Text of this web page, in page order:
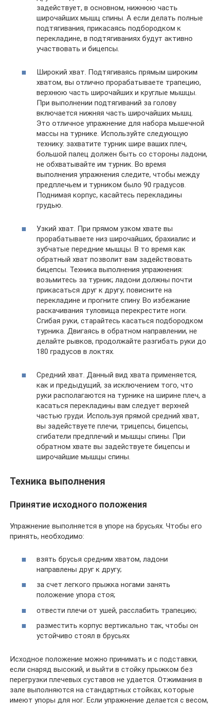
задействует, в основном, нижнюю часть
широчайших мышц спины. А если делать полные
подтягивания, прикасаясь подбородком к
перекладине, в подтягиваниях будут активно
участвовать и бицепсы.
Широкий хват. Подтягиваясь прямым широким
хватом, вы отлично прорабатываете трапецию,
верхнюю часть широчайших и круглые мышцы.
При выполнении подтягиваний за голову
включается нижняя часть широчайших мышц.
Это отличное упражнение для набора мышечной
массы на турнике. Используйте следующую
технику: захватите турник шире ваших плеч,
большой палец должен быть со стороны ладони,
не обхватывайте им турник. Во время
выполнения упражнения следите, чтобы между
предплечьем и турником было 90 градусов.
Поднимая корпус, касайтесь перекладины
грудью.
Узкий хват. При прямом узком хвате вы
прорабатываете низ широчайших, брахиалис и
зубчатые передние мышцы. В то время как
обратный хват позволит вам задействовать
бицепсы. Техника выполнения упражнения:
возьмитесь за турник; ладони должны почти
прикасаться друг к другу; повисните на
перекладине и прогните спину. Во избежание
раскачивания туловища перекрестите ноги.
Сгибая руки, старайтесь касаться подбородком
турника. Двигаясь в обратном направлении, не
делайте рывков, продолжайте разгибать руки до
180 градусов в локтях.
Средний хват. Данный вид хвата применяется,
как и предыдущий, за исключением того, что
руки располагаются на турнике на ширине плеч, а
касаться перекладины вам следует верхней
частью груди. Используя прямой средний хват,
вы задействуете плечи, трицепсы, бицепсы,
сгибатели предплечий и мышцы спины. При
обратном хвате вы задействуете бицепсы и
широчайшие мышцы спины.
Техника выполнения
Принятие исходного положения
Упражнение выполняется в упоре на брусьях. Чтобы его
принять, необходимо:
взять брусья средним хватом, ладони
направлены друг к другу;
за счет легкого прыжка ногами занять
положение упора стоя;
отвести плечи от ушей, расслабить трапецию;
разместить корпус вертикально так, чтобы он
устойчиво стоял в брусьях
Исходное положение можно принимать и с подставки,
если снаряд высокий, и выйти в стойку прыжком без
перегрузки плечевых суставов не удается. Отжимания в
зале выполняются на стандартных стойках, которые
имеют упоры для ног. Если упражнение делается с весом,